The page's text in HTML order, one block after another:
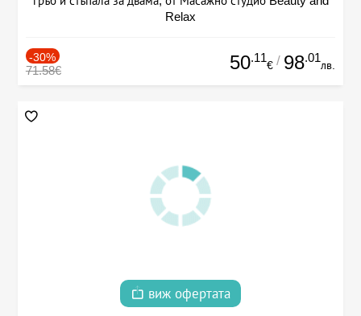
Relax
-30%
71.58€ 50.11
€ / 98.01
лв.
виж офертата